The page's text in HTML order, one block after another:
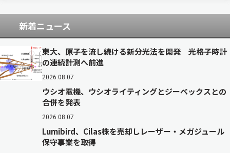
新着ニュース
東大、原子を流し続ける新分光法を開発 光格子時計
の連続計測へ前進
2026.08.07
ウシオ電機、ウシオライティングとジーベックスとの
合併を発表
2026.08.07
Lumibird、Cilas株を売却しレーザー・メガジュール
保守事業を取得